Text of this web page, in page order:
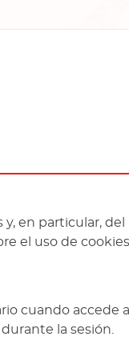
particular, del
el uso de
cuando accede
la sesión.